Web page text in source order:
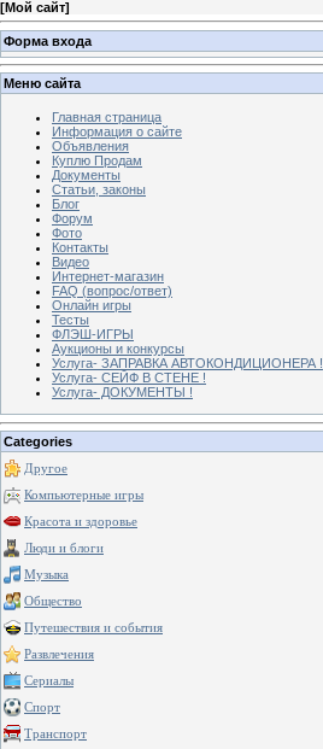
[Мой сайт]
Форма входа
Меню сайта
Главная страница
Информация о сайте
Объявления
Куплю Продам
Документы
Статьи, законы
Блог
Форум
Фото
Контакты
Видео
Интернет-магазин
FAQ (вопрос/ответ)
Онлайн игры
Тесты
ФЛЭШ-ИГРЫ
Аукционы и конкурсы
Услуга- ЗАПРАВКА АВТОКОНДИЦИОНЕРА !
Услуга- СЕЙФ В СТЕНЕ !
Услуга- ДОКУМЕНТЫ !
Categories
Другое
Компьютерные игры
Красота и здоровье
Люди и блоги
Музыка
Общество
Путешествия и события
Развлечения
Сериалы
Спорт
Транспорт